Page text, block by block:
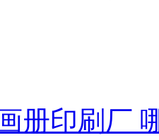
册印刷厂